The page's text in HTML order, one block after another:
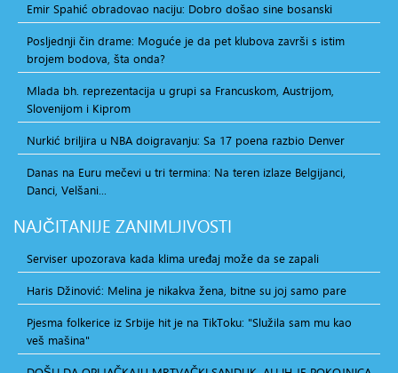
Emir Spahić obradovao naciju: Dobro došao sine bosanski
Posljednji čin drame: Moguće je da pet klubova završi s istim
brojem bodova, šta onda?
Mlada bh. reprezentacija u grupi sa Francuskom, Austrijom,
Slovenijom i Kiprom
Nurkić briljira u NBA doigravanju: Sa 17 poena razbio Denver
Danas na Euru mečevi u tri termina: Na teren izlaze Belgijanci,
Danci, Velšani...
NAJČITANIJE ZANIMLJIVOSTI
Serviser upozorava kada klima uređaj može da se zapali
Haris Džinović: Melina je nikakva žena, bitne su joj samo pare
Pjesma folkerice iz Srbije hit je na TikToku: "Služila sam mu kao
veš mašina"